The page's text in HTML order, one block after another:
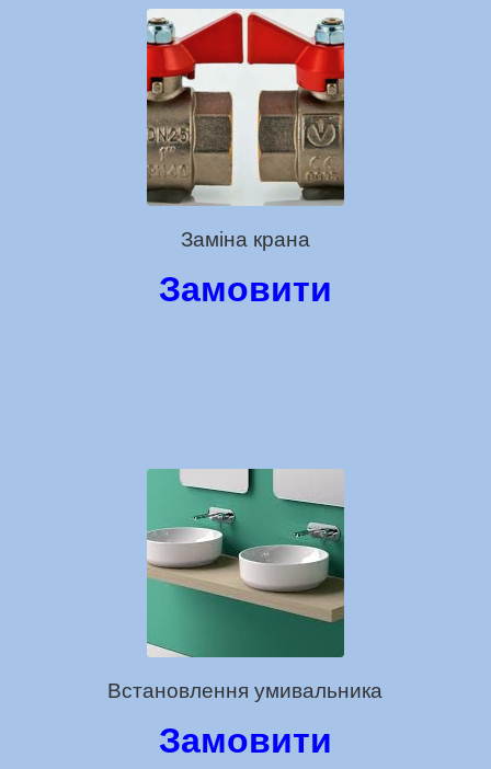
Заміна крана
Замовити
Встановлення умивальника
Замовити